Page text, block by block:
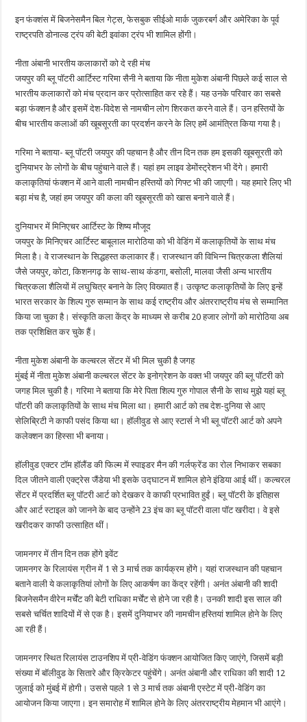
आर्ट
जयपुर2
घंटे
इन फंक्शंस में बिजनेसमैन बिल गेट्स, फेसबुक सीईओ मार्क जुकरबर्ग और अमेरिका के पूर्व
राष्ट्रपति डोनाल्ड ट्रंप की बेटी इवांका ट्रंप भी शामिल होंगी।
नीता अंबानी भारतीय कलाकारों को दे रही मंच
जयपुर की ब्लू पॉटरी आर्टिस्ट गरिमा सैनी ने बताया कि नीता मुकेश अंबानी पिछले कई साल से
भारतीय कलाकारों को मंच प्रदान कर प्रोत्साहित कर रहे हैं। यह उनके परिवार का सबसे
बड़ा फंक्शन है और इसमें देश-विदेश से नामचीन लोग शिरकत करने वाले हैं। उन हस्तियों के
बीच भारतीय कलाओं की खूबसूरती का प्रदर्शन करने के लिए हमें आमंत्रित किया गया है।
गरिमा ने बताया- ब्लू पॉटरी जयपुर की पहचान है और तीन दिन तक हम इसकी खूबसूरती को
दुनियाभर के लोगों के बीच पहुंचाने वाले हैं। यहां हम लाइव डेमोंस्ट्रेशन भी देंगे। हमारी
कलाकृतियां फंक्शन में आने वाली नामचीन हस्तियों को गिफ्ट भी की जाएगी। यह हमारे लिए भी
बड़ा मंच है, जहां हम जयपुर की कला की खूबसूरती को खास बनाने वाले हैं।
दुनियाभर में मिनिएचर आर्टिस्ट के शिष्य मौजूद
जयपुर के मिनिएचर आर्टिस्ट बाबूलाल मारोठिया को भी वेडिंग में कलाकृतियों के साथ मंच
मिला है। वे राजस्थान के सिद्धहस्त कलाकार हैं। राजस्थान की विभिन्न चित्रकला शैलियां
जैसे जयपुर, कोटा, किशनगढ़ के साथ-साथ कंडगा, बसोली, मालवा जैसी अन्य भारतीय
चित्रकला शैलियों में लघुचित्र बनाने के लिए विख्यात हैं। उत्कृष्ट कलाकृतियों के लिए इन्हें
भारत सरकार के शिल्प गुरु सम्मान के साथ कई राष्ट्रीय और अंतरराष्ट्रीय मंच से सम्मानित
किया जा चुका है। संस्कृति कला केंद्र के माध्यम से करीब 20 हजार लोगों को मारोठिया अब
तक प्रशिक्षित कर चुके हैं।
नीता मुकेश अंबानी के कल्चरल सेंटर में भी मिल चुकी है जगह
मुंबई में नीता मुकेश अंबानी कल्चरल सेंटर के इनोग्रेशन के वक्त भी जयपुर की ब्लू पॉटरी को
जगह मिल चुकी है। गरिमा ने बताया कि मेरे पिता शिल्प गुरु गोपाल सैनी के साथ मुझे यहां ब्लू
पॉटरी की कलाकृतियों के साथ मंच मिला था। हमारी आर्ट को तब देश-दुनिया से आए
सेलिब्रिटी ने काफी पसंद किया था। हॉलीवुड से आए स्टार्स ने भी ब्लू पॉटरी आर्ट को अपने
कलेक्शन का हिस्सा भी बनाया।
हॉलीवुड एक्टर टॉम हॉलैंड की फिल्म में स्पाइडर मैन की गर्लफ्रेंड का रोल निभाकर सबका
दिल जीतने वाली एक्ट्रेस जैंडेया भी इसके उद्घाटन में शामिल होने इंडिया आई थीं। कल्चरल
सेंटर में प्रदर्शित ब्लू पॉटरी आर्ट को देखकर वे काफी प्रभावित हुईं। ब्लू पॉटरी के इतिहास
और आर्ट स्टाइल को जानने के बाद उन्होंने 23 इंच का ब्लू पॉटरी वाला पॉट खरीदा। वे इसे
खरीदकर काफी उत्साहित थीं।
जामनगर में तीन दिन तक होंगे इवेंट
जामनगर के रिलायंस ग्रीन में 1 से 3 मार्च तक कार्यक्रम होंगे। यहां राजस्थान की पहचान
बताने वाली ये कलाकृतियां लोगों के लिए आकर्षण का केंद्र रहेंगी। अनंत अंबानी की शादी
बिजनेसमैन वीरेन मर्चेंट की बेटी राधिका मर्चेंट से होने जा रही है। उनकी शादी इस साल की
सबसे चर्चित शादियों में से एक है। इसमें दुनियाभर की नामचीन हस्तियां शामिल होने के लिए
आ रही हैं।
जामनगर स्थित रिलायंस टाउनशिप में प्री-वेडिंग फंक्शन आयोजित किए जाएंगे, जिसमें बड़ी
संख्या में बॉलीवुड के सितारे और क्रिकेटर पहुंचेंगे। अनंत अंबानी और राधिका की शादी 12
जुलाई को मुंबई में होगी। उससे पहले 1 से 3 मार्च तक अंबानी एस्टेट में प्री-वेडिंग का
आयोजन किया जाएगा। इन समारोह में शामिल होने के लिए अंतरराष्ट्रीय मेहमान भी आएंगे।